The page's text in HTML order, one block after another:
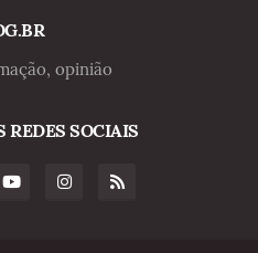
opinião
REDES SOCIAIS